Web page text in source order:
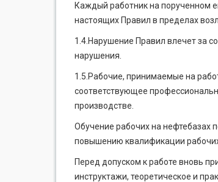
Каждый работник на порученном
настоящих Правил в пределах
1.4.Нарушение Правил влечет за
нарушения.
1.5.Рабочие, принимаемые на
соответствующее
производстве.
Обучение рабочих на нефтебазах
повышению квалификации
Перед допуском к работе вновь
инструктажи, теоретическое и